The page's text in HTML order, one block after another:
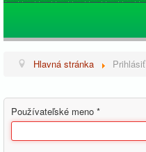
Hlavná stránka Prihlásiť
Používateľské meno *